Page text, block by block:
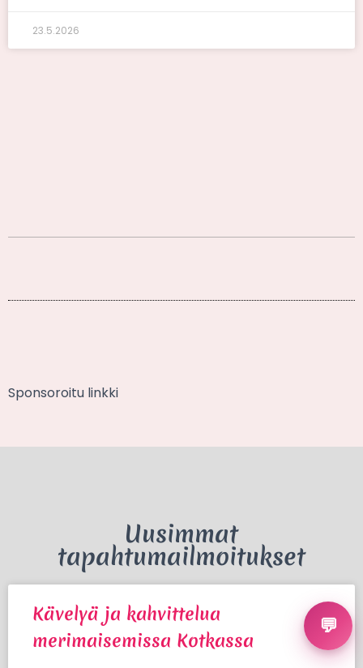
23.5.2026
Sponsoroitu linkki
Uusimmat
tapahtumailmoitukset
Kävelyä ja kahvittelua
merimaisemissa Kotkassa
💬